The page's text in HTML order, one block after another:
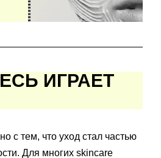
ИГРАЕТ
с тем, что уход стал частью
Для многих skincare